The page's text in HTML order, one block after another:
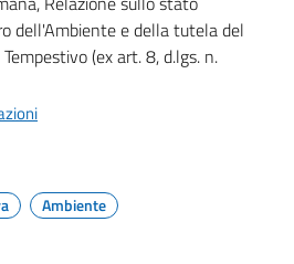
dell'Ambiente e della tutela del
Tempestivo (ex art. 8, d.lgs. n.
Ambiente